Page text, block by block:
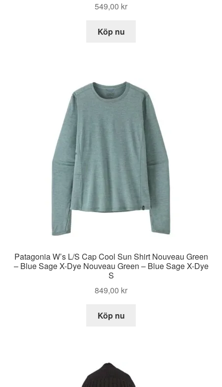
549,00 kr
Köp nu
Patagonia W’s L/S Cap Cool Sun Shirt Nouveau Green
– Blue Sage X-Dye Nouveau Green – Blue Sage X-Dye
S
849,00 kr
Köp nu